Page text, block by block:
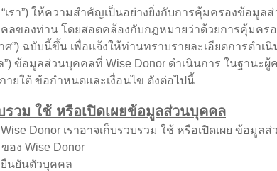
รา”) ให้ความสำคัญเป็นอย่างยิ่งกับการคุ้มครองข้อมูล
ของท่าน โดยสอดคล้องกับกฎหมายว่าด้วยการคุ้มครอ
ศ”) ฉบับนี้ขึ้น เพื่อแจ้งให้ท่านทราบรายละเอียดการดำ
ล”) ข้อมูลส่วนบุคคลที่ Wise Donor ดำเนินการ ในฐา
ายใต้ ข้อกำหนดและเงื่อนไข ดังต่อไปนี้
รวม ใช้ หรือเปิดเผยข้อมูลส่วนบุคคล
Donor เราอาจเก็บรวบรวม ใช้ หรือเปิดเผย ข้อมูล
Wise Donor
ยันตัวบุคคล